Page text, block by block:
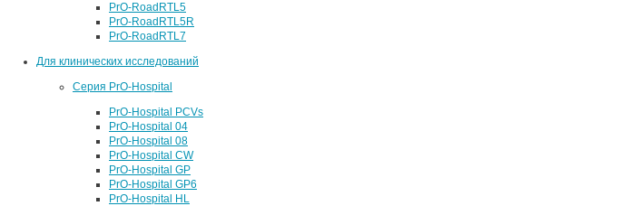
PrO-RoadRTL5
PrO-RoadRTL5R
PrO-RoadRTL7
Для клинических исследований
Серия PrO-Hospital
PrO-Hospital PCVs
PrO-Hospital 04
PrO-Hospital 08
PrO-Hospital CW
PrO-Hospital GP
PrO-Hospital GP6
PrO-Hospital HL